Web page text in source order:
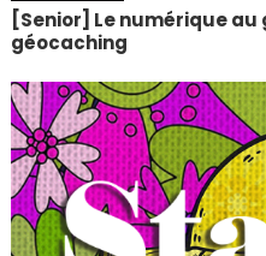
[Senior] Le numérique
géocaching